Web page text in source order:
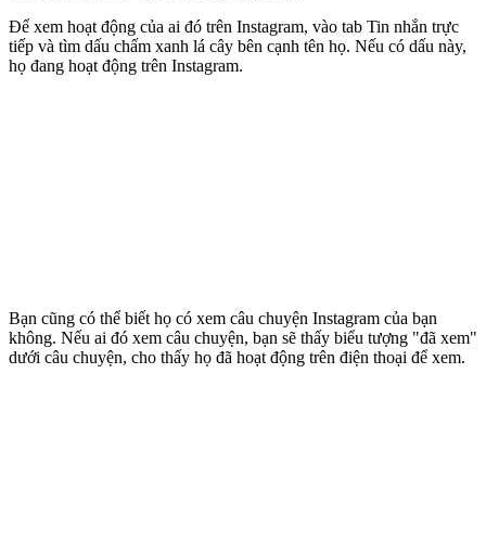
Để xem hoạt động của ai đó trên Instagram, vào tab Tin nhắn trực
tiếp và tìm dấu chấm xanh lá cây bên cạnh tên họ. Nếu có dấu này,
họ đang hoạt động trên Instagram.
Bạn cũng có thể biết họ có xem câu chuyện Instagram của bạn
không. Nếu ai đó xem câu chuyện, bạn sẽ thấy biểu tượng "đã xem"
dưới câu chuyện, cho thấy họ đã hoạt động trên điện thoại để xem.